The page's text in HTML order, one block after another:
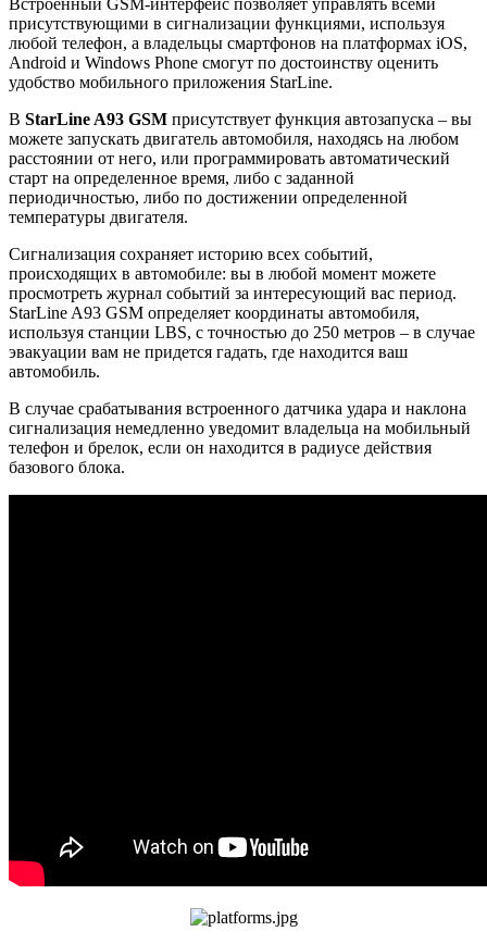
Встроенный GSM-интерфейс позволяет управлять всеми
присутствующими в сигнализации функциями, используя
любой телефон, а владельцы смартфонов на платформах iOS,
Android и Windows Phone смогут по достоинству оценить
удобство мобильного приложения StarLine.
В StarLine A93 GSM присутствует функция автозапуска – вы
можете запускать двигатель автомобиля, находясь на любом
расстоянии от него, или программировать автоматический
старт на определенное время, либо с заданной
периодичностью, либо по достижении определенной
температуры двигателя.
Сигнализация сохраняет историю всех событий,
происходящих в автомобиле: вы в любой момент можете
просмотреть журнал событий за интересующий вас период.
StarLine A93 GSM определяет координаты автомобиля,
используя станции LBS, с точностью до 250 метров – в случае
эвакуации вам не придется гадать, где находится ваш
автомобиль.
В случае срабатывания встроенного датчика удара и наклона
сигнализация немедленно уведомит владельца на мобильный
телефон и брелок, если он находится в радиусе действия
базового блока.